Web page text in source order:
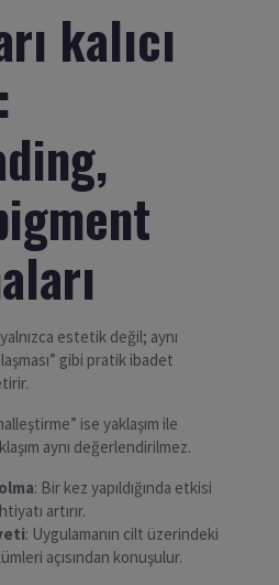
kalıcı
estetik değil; aynı
gibi pratik ibadet
ise yaklaşım ile
aynı değerlendirilmez.
: Bir kez yapıldığında etkisi
artırır.
: Uygulamanın cilt üzerindeki
açısından konuşulur.